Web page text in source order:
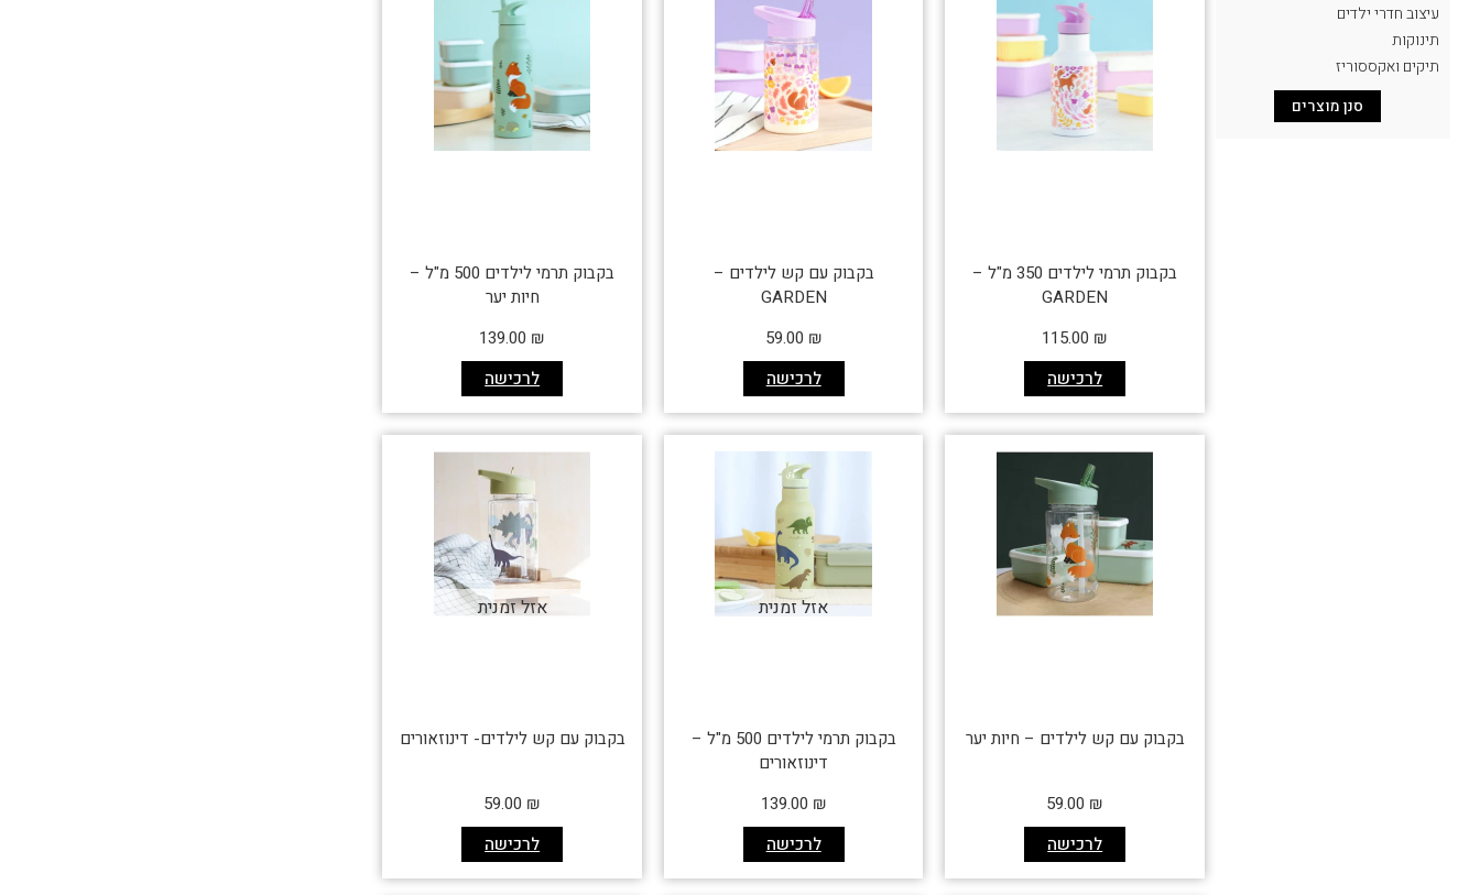
עיצוב חדרי ילדים
תינוקות
תיקים ואקססוריז
סנן מוצרים
בקבוק תרמי לילדים 350 מ"ל –
GARDEN
לרכישה
115.00 ₪
בקבוק עם קש לילדים –
GARDEN
לרכישה
59.00 ₪
בקבוק תרמי לילדים 500 מ"ל –
חיות יער
לרכישה
139.00 ₪
בקבוק עם קש לילדים – חיות יער
לרכישה
59.00 ₪
אזל זמנית
בקבוק תרמי לילדים 500 מ"ל –
דינוזאורים
לרכישה
139.00 ₪
אזל זמנית
בקבוק עם קש לילדים- דינוזאורים
לרכישה
59.00 ₪